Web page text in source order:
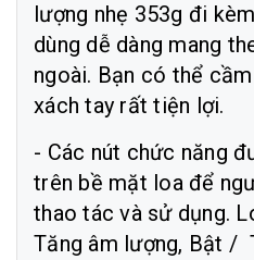
lượng nhẹ 353g đi
dùng dễ dàng mang
ngoài. Bạn có thể
xách tay rất tiện lợi.
- Các nút chức năng
trên bề mặt loa để
thao tác và sử dụng.
Tăng âm lượng, Bật /